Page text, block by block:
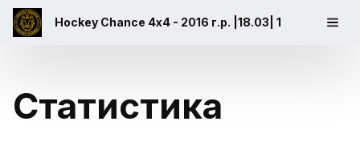
Hockey Chance 4х4 - 2016 г.р. |18.03| 1
Статистика